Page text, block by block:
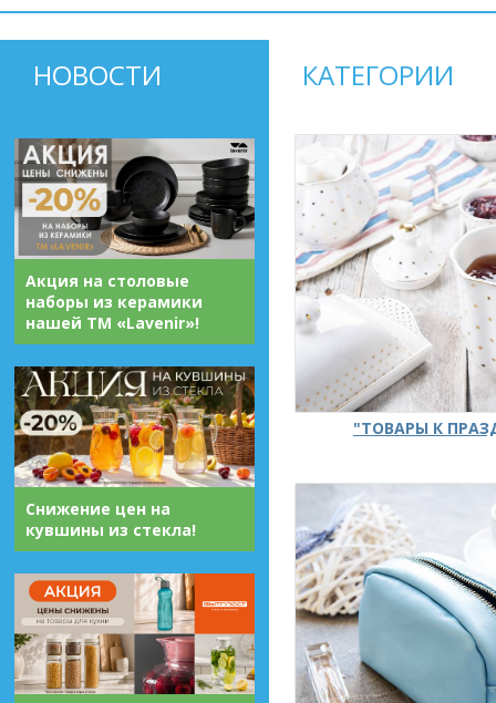
НОВОСТИ
Акция на столовые
наборы из керамики
нашей ТМ «Lavenir»!
Снижение цен на
кувшины из стекла!
КАТЕГОРИИ
"ТОВАРЫ К